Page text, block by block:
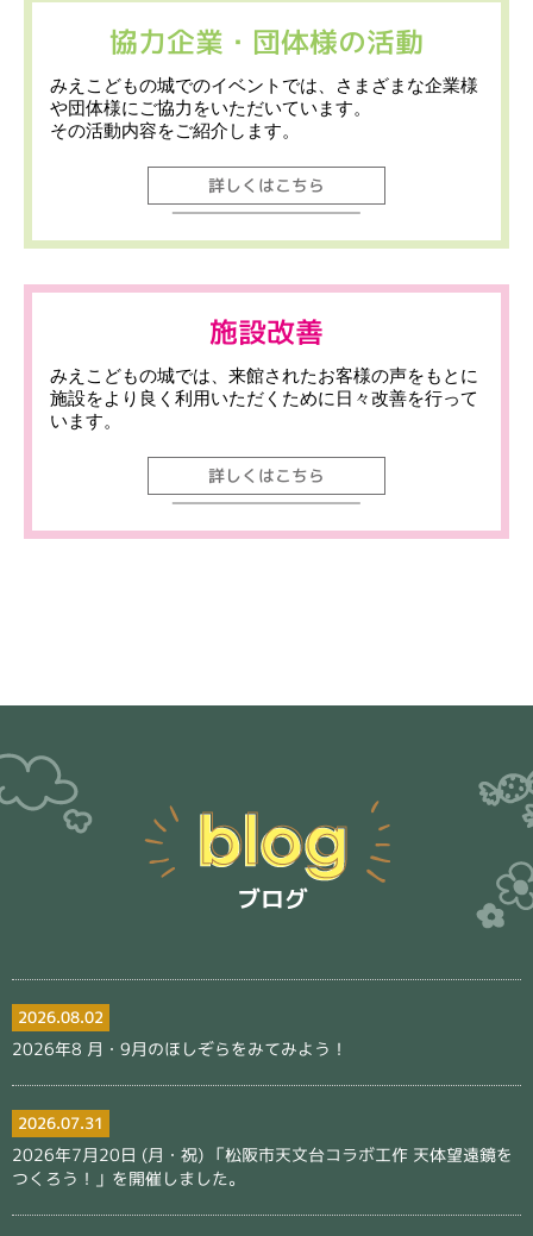
協力企業・団体様の活動
みえこどもの城でのイベントでは、さまざまな企業様
や団体様にご協力をいただいています。
その活動内容をご紹介します。
詳しくはこちら
施設改善
みえこどもの城では、来館されたお客様の声をもとに
施設をより良く利用いただくために日々改善を行って
います。
詳しくはこちら
2026.08.02
2026年8 月・9月のほしぞらをみてみよう！
2026.07.31
2026年7月20日 (月・祝) 「松阪市天文台コラボ工作 天体望遠鏡を
つくろう！」を開催しました。